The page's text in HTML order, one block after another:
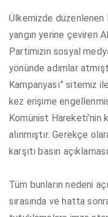
Ülkemizde düzenlenen
yangın yerine çeviren
Partimizin sosyal
yönünde adımlar
Kampanyası” sitemiz
kez erişime
Komünist Hareketi’nin
alınmıştır. Gerekçe
karşıtı basın
Tüm bunların nedeni
sırasında ve hatta